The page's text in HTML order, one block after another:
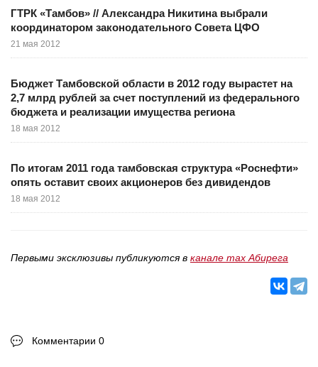
ГТРК «Тамбов» // Александра Никитина выбрали
координатором законодательного Совета ЦФО
21 мая 2012
Бюджет Тамбовской области в 2012 году вырастет на
2,7 млрд рублей за счет поступлений из федерального
бюджета и реализации имущества региона
18 мая 2012
По итогам 2011 года тамбовская структура «Роснефти»
опять оставит своих акционеров без дивидендов
18 мая 2012
Первыми эксклюзивы публикуются в канале max Абирега
Комментарии 0